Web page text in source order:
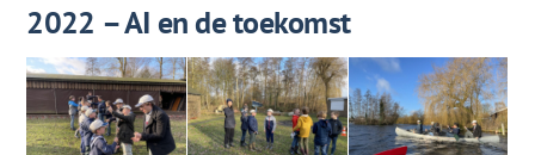
2022 – AI en de toekomst